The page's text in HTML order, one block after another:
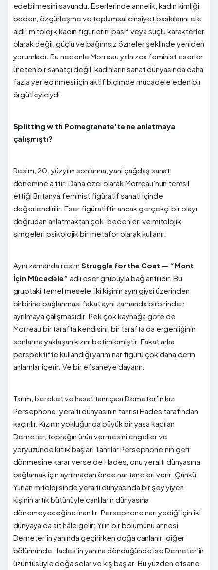
edebilmesini savundu. Eserlerinde annelik, kadın kimliği,
beden, özgürleşme ve toplumsal cinsiyet baskılarını ele
aldı; mitolojik kadın figürlerini pasif veya suçlu karakterler
olarak değil, güçlü ve bağımsız özneler şeklinde yeniden
yorumladı. Bu nedenle Morreau yalnızca feminist eserler
üreten bir sanatçı değil, kadınların sanat dünyasında daha
fazla yer edinmesi için aktif biçimde mücadele eden bir
örgütleyiciydi.
Splitting with Pomegranate'te ne anlatmaya
çalışmıştı?
Resim, 20. yüzyılın sonlarına, yani çağdaş sanat
dönemine aittir. Daha özel olarak Morreau’nun temsil
ettiği Britanya feminist figüratif sanatı içinde
değerlendirilir. Eser figüratiftir ancak gerçekçi bir olayı
doğrudan anlatmaktan çok, bedenleri ve mitolojik
simgeleri psikolojik bir metafor olarak kullanır.
Aynı zamanda resim Struggle for the Coat — “Mont
İçin Mücadele” adlı eser grubuyla bağlantılıdır. Bu
gruptaki temel mesele, iki kişinin aynı giysi üzerinden
birbirine bağlanması fakat aynı zamanda birbirinden
ayrılmaya çalışmasıdır. Pek çok kaynağa göre de
Morreau bir tarafta kendisini, bir tarafta da ergenliğinin
sonlarına yaklaşan kızını betimlemiştir. Fakat arka
perspektifte kullandığı yarım nar figürü çok daha derin
anlamlar içerir. Ve bir efsaneye dayanır.
Tarım, bereket ve hasat tanrıçası Demeter’in kızı
Persephone, yeraltı dünyasının tanrısı Hades tarafından
kaçırılır. Kızının yokluğunda büyük bir yasa kapılan
Demeter, toprağın ürün vermesini engeller ve
yeryüzünde kıtlık başlar. Tanrılar Persephone’nin geri
dönmesine karar verse de Hades, onu yeraltı dünyasına
bağlamak için ayrılmadan önce nar taneleri verir. Çünkü
Yunan mitolojisinde yeraltı dünyasında bir şey yiyen
kişinin artık bütünüyle canlıların dünyasına
dönemeyeceğine inanılır. Persephone narı yediği için iki
dünyaya da ait hâle gelir: Yılın bir bölümünü annesi
Demeter’in yanında geçirirken doğa canlanır; diğer
bölümünde Hades’in yanına döndüğünde ise Demeter’in
üzüntüsüyle doğa solar ve kış başlar. Bu yüzden efsane